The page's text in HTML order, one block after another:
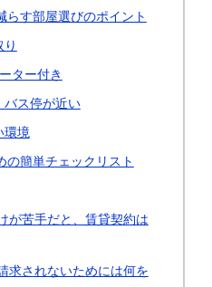
らす部屋選びのポイント
ター付き
バス停が近い
環境
の簡単チェックリスト
が苦手だと、賃貸契約は
求されないためには何を